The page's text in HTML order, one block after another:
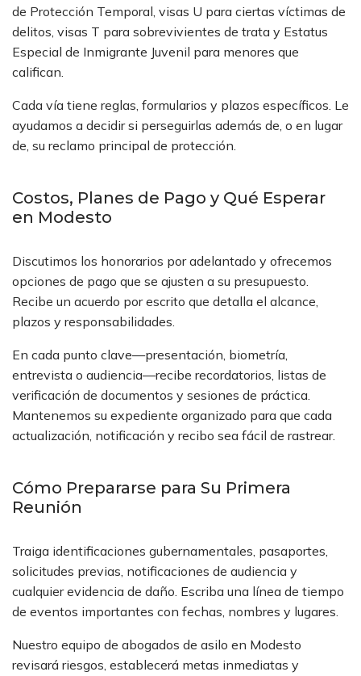
de Protección Temporal, visas U para ciertas víctimas de
delitos, visas T para sobrevivientes de trata y Estatus
Especial de Inmigrante Juvenil para menores que
califican.
Cada vía tiene reglas, formularios y plazos específicos. Le
ayudamos a decidir si perseguirlas además de, o en lugar
de, su reclamo principal de protección.
Costos, Planes de Pago y Qué Esperar
en Modesto
Discutimos los honorarios por adelantado y ofrecemos
opciones de pago que se ajusten a su presupuesto.
Recibe un acuerdo por escrito que detalla el alcance,
plazos y responsabilidades.
En cada punto clave—presentación, biometría,
entrevista o audiencia—recibe recordatorios, listas de
verificación de documentos y sesiones de práctica.
Mantenemos su expediente organizado para que cada
actualización, notificación y recibo sea fácil de rastrear.
Cómo Prepararse para Su Primera
Reunión
Traiga identificaciones gubernamentales, pasaportes,
solicitudes previas, notificaciones de audiencia y
cualquier evidencia de daño. Escriba una línea de tiempo
de eventos importantes con fechas, nombres y lugares.
Nuestro equipo de abogados de asilo en Modesto
revisará riesgos, establecerá metas inmediatas y